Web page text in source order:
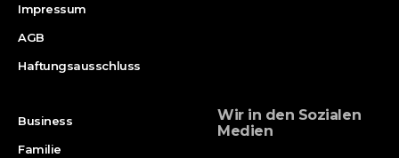
Impressum
AGB
Haftungsausschluss
Business
Familie
Wir in den Sozialen
Medien